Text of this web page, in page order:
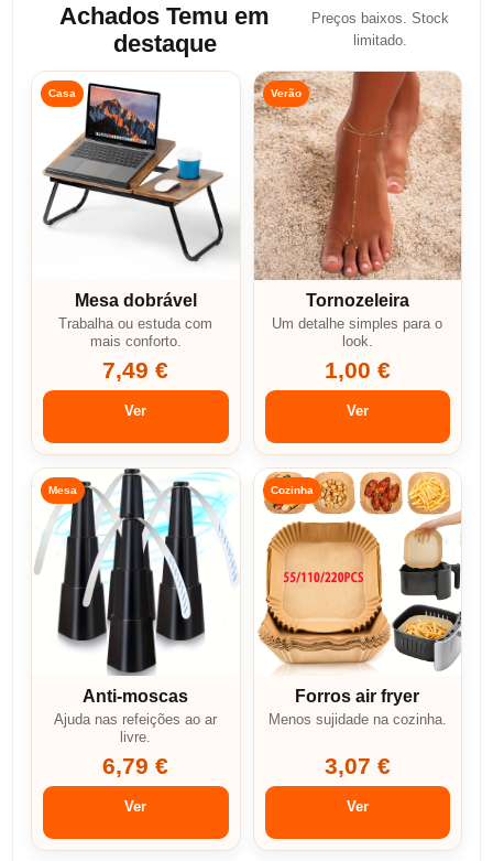
Achados Temu em
destaque
Preços baixos. Stock
limitado.
Casa
Mesa dobrável
Trabalha ou estuda com
mais conforto.
7,49 €
Ver
Verão
Tornozeleira
Um detalhe simples para o
look.
1,00 €
Ver
Mesa
Anti-moscas
Ajuda nas refeições ao ar
livre.
6,79 €
Ver
Cozinha
Forros air fryer
Menos sujidade na cozinha.
3,07 €
Ver